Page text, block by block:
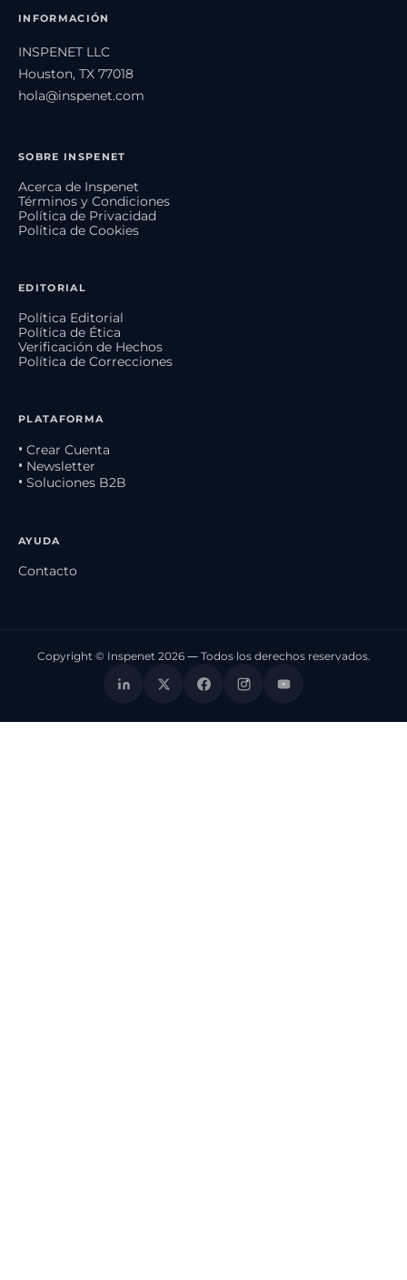
INFORMACIÓN
INSPENET LLC
Houston, TX 77018
hola@inspenet.com
SOBRE INSPENET
Acerca de Inspenet
Términos y Condiciones
Política de Privacidad
Política de Cookies
EDITORIAL
Política Editorial
Política de Ética
Verificación de Hechos
Política de Correcciones
PLATAFORMA
• Crear Cuenta
• Newsletter
• Soluciones B2B
AYUDA
Contacto
Copyright © Inspenet 2026 — Todos los derechos reservados.